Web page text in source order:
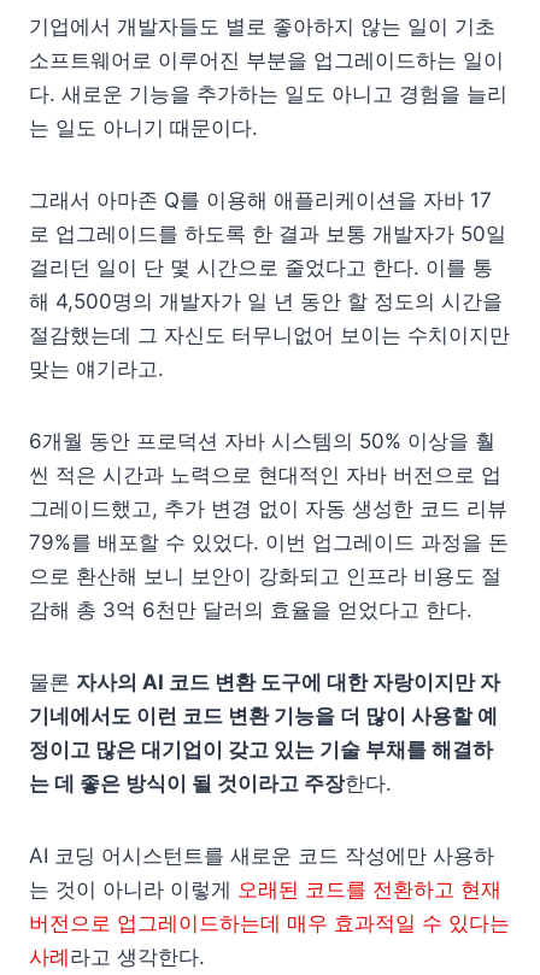
기업에서 개발자들도 별로 좋아하지 않는 일이 기초
소프트웨어로 이루어진 부분을 업그레이드하는 일이
다. 새로운 기능을 추가하는 일도 아니고 경험을 늘리
는 일도 아니기 때문이다.
그래서 아마존 Q를 이용해 애플리케이션을 자바 17
로 업그레이드를 하도록 한 결과 보통 개발자가 50일
걸리던 일이 단 몇 시간으로 줄었다고 한다. 이를 통
해 4,500명의 개발자가 일 년 동안 할 정도의 시간을
절감했는데 그 자신도 터무니없어 보이는 수치이지만
맞는 얘기라고.
6개월 동안 프로덕션 자바 시스템의 50% 이상을 훨
씬 적은 시간과 노력으로 현대적인 자바 버전으로 업
그레이드했고, 추가 변경 없이 자동 생성한 코드 리뷰
79%를 배포할 수 있었다. 이번 업그레이드 과정을 돈
으로 환산해 보니 보안이 강화되고 인프라 비용도 절
감해 총 3억 6천만 달러의 효율을 얻었다고 한다.
물론 자사의 AI 코드 변환 도구에 대한 자랑이지만 자
기네에서도 이런 코드 변환 기능을 더 많이 사용할 예
정이고 많은 대기업이 갖고 있는 기술 부채를 해결하
는 데 좋은 방식이 될 것이라고 주장한다.
AI 코딩 어시스턴트를 새로운 코드 작성에만 사용하
는 것이 아니라 이렇게 오래된 코드를 전환하고 현재
버전으로 업그레이드하는데 매우 효과적일 수 있다는
사례 라고 생각한다.